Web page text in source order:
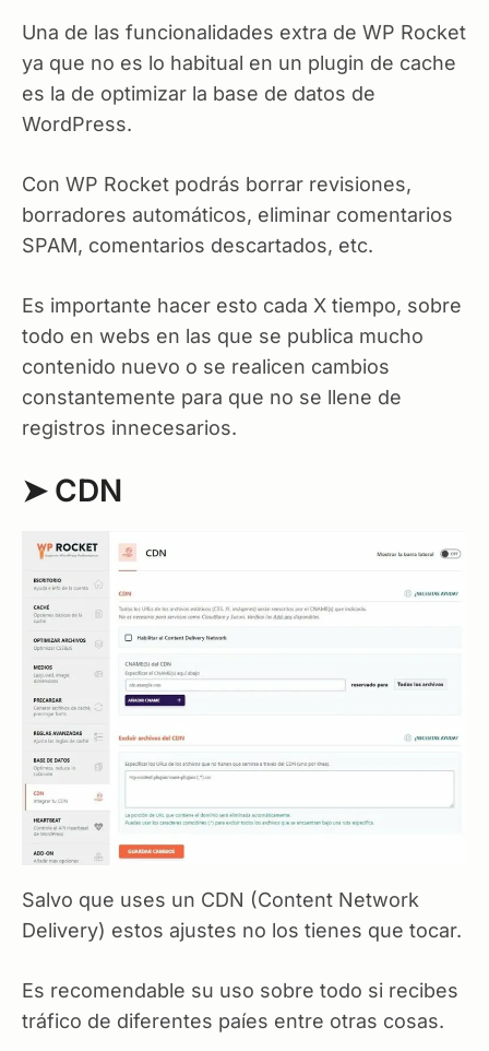
Una de las funcionalidades extra de WP Rocket
ya que no es lo habitual en un plugin de cache
es la de optimizar la base de datos de
WordPress.
Con WP Rocket podrás borrar revisiones,
borradores automáticos, eliminar comentarios
SPAM, comentarios descartados, etc.
Es importante hacer esto cada X tiempo, sobre
todo en webs en las que se publica mucho
contenido nuevo o se realicen cambios
constantemente para que no se llene de
registros innecesarios.
➤ CDN
Salvo que uses un CDN (Content Network
Delivery) estos ajustes no los tienes que tocar.
Es recomendable su uso sobre todo si recibes
tráfico de diferentes paíes entre otras cosas.